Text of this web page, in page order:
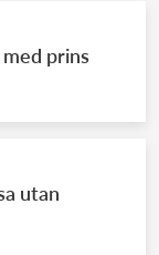
prins
utan